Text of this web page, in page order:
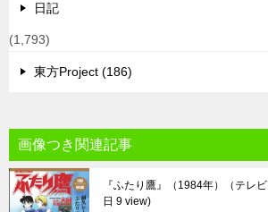
日記
(1,793)
東方Project (186)
画像つき関連記事
『ふたり鷹』（1984年）（テレビ
日 9 view